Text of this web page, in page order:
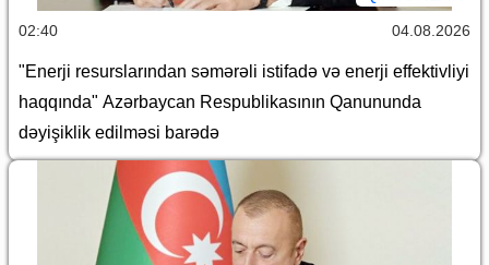
02:40 04.08.2026
"Enerji resurslarından səmərəli istifadə və enerji effektivliyi
haqqında" Azərbaycan Respublikasının Qanununda
dəyişiklik edilməsi barədə